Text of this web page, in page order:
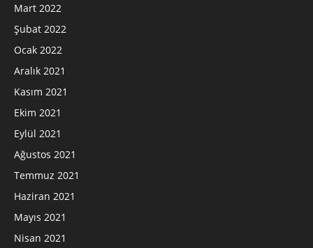
Mart 2022
Şubat 2022
Ocak 2022
Aralık 2021
Kasım 2021
Ekim 2021
Eylül 2021
Ağustos 2021
Temmuz 2021
Haziran 2021
Mayıs 2021
Nisan 2021